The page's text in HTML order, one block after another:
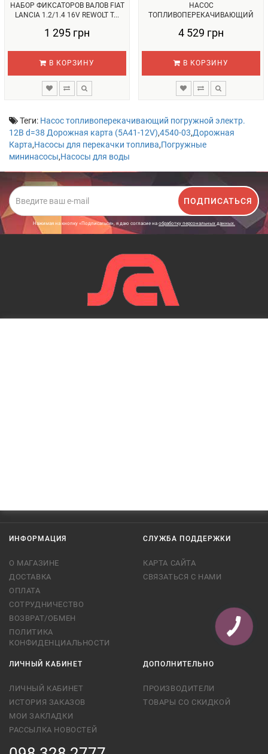
НАБОР ФИКСАТОРОВ ВАЛОВ FIAT
LANCIA 1.2/1.4 16V REWOLT T...
1 295 грн
В КОРЗИНУ
НАСОС
ТОПЛИВОПЕРЕКАЧИВАЮЩИЙ
4 529 грн
В КОРЗИНУ
Теги: Насос топливоперекачивающий погружной электр.
12В d=38 Дорожная карта (5А41-12V),4540-03,Дорожная
Карта,Насосы для перекачки топлива,Погружные
мининасосы,Насосы для воды
ПОДПИСАТЬСЯ
Нажимая на кнопку «Подписаться», я даю cогласие на обработку персональных данных.
ИНФОРМАЦИЯ
О МАГАЗИНЕ
ДОСТАВКА
ОПЛАТА
СОТРУДНИЧЕСТВО
ВОЗВРАТ/ОБМЕН
ПОЛИТИКА
КОНФИДЕНЦИАЛЬНОСТИ
СЛУЖБА ПОДДЕРЖКИ
КАРТА САЙТА
СВЯЗАТЬСЯ С НАМИ
ЛИЧНЫЙ КАБИНЕТ
ЛИЧНЫЙ КАБИНЕТ
ИСТОРИЯ ЗАКАЗОВ
МОИ ЗАКЛАДКИ
РАССЫЛКА НОВОСТЕЙ
ДОПОЛНИТЕЛЬНО
ПРОИЗВОДИТЕЛИ
ТОВАРЫ СО СКИДКОЙ